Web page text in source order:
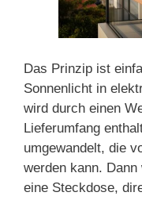
Das Prinzip ist
Sonnenlicht in
wird durch einen
Lieferumfang
umgewandelt, die
werden kann.
eine Steckdose,